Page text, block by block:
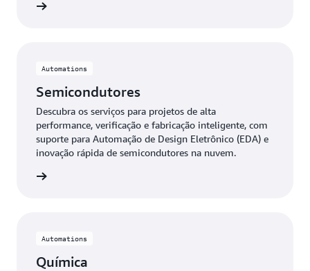
Automations
Semicondutores
Descubra os serviços para projetos de alta
performance, verificação e fabricação inteligente, com
suporte para Automação de Design Eletrônico (EDA) e
inovação rápida de semicondutores na nuvem.
Automations
Química